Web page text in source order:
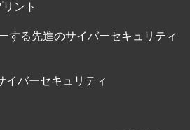
ント
する先進のサイバーセキュリティ
イバーセキュリティ